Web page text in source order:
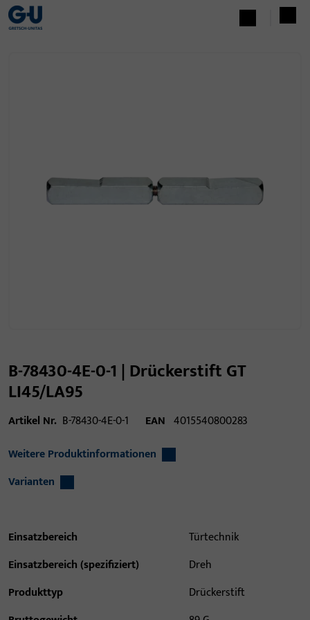
B-78430-4E-0-1 | Drückerstift GT
LI45/LA95
Artikel Nr. B-78430-4E-0-1 EAN 4015540800283
Weitere Produktinformationen
Varianten
Einsatzbereich
Türtechnik
Einsatzbereich (spezifiziert)
Dreh
Produkttyp
Drückerstift